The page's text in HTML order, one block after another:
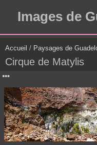
Images de
Accueil / Paysages de
Cirque de Matylis